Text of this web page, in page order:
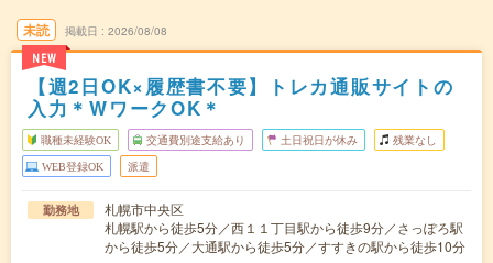
未読
NEW
掲載日 2026/08/08
【週2日OK×履歴書不要】トレカ通販サイトの
入力＊WワークOK＊
職種未経験OK 交通費別途支給あり 土日祝日が休み 残業なし
WEB登録OK 派遣
勤務地
札幌市中央区
札幌駅から徒歩5分／西１１丁目駅から徒歩9分／さっぽろ駅
から徒歩5分／大通駅から徒歩5分／すすきの駅から徒歩10分